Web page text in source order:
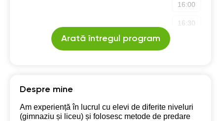
16:00
16:30
Arată întregul program
Despre mine
Am experiență în lucrul cu elevi de diferite niveluri
(gimnaziu și liceu) și folosesc metode de predare